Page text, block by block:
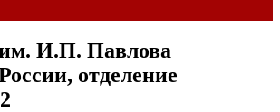
И.П. Павлова
отделение